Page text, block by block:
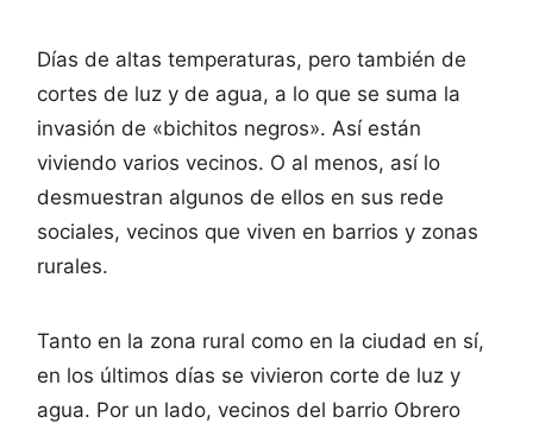
Días de altas temperaturas, pero también de
cortes de luz y de agua, a lo que se suma la
invasión de «bichitos negros». Así están
viviendo varios vecinos. O al menos, así lo
desmuestran algunos de ellos en sus rede
sociales, vecinos que viven en barrios y zonas
rurales.
Tanto en la zona rural como en la ciudad en sí,
en los últimos días se vivieron corte de luz y
agua. Por un lado, vecinos del barrio Obrero